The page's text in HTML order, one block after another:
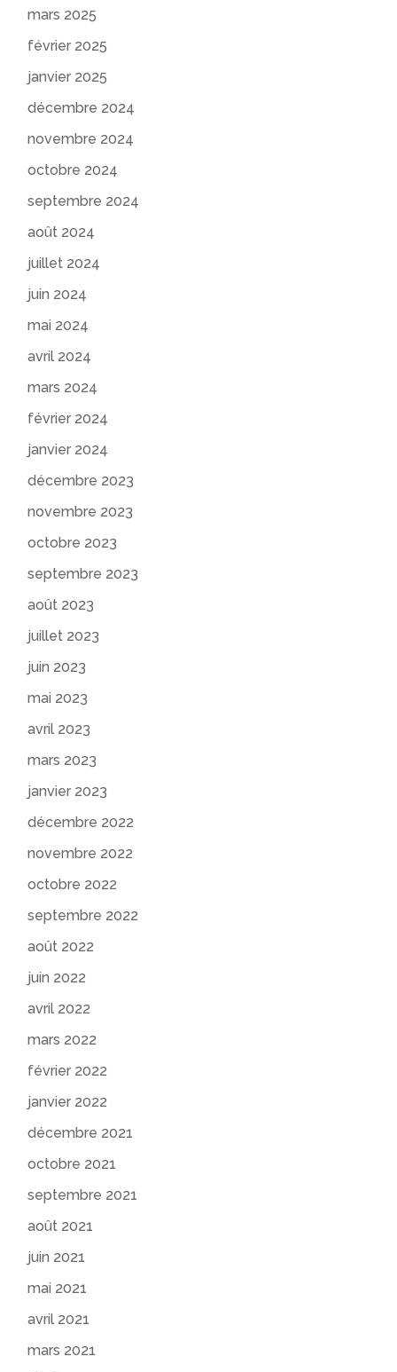
mars 2025
février 2025
janvier 2025
décembre 2024
novembre 2024
octobre 2024
septembre 2024
août 2024
juillet 2024
juin 2024
mai 2024
avril 2024
mars 2024
février 2024
janvier 2024
décembre 2023
novembre 2023
octobre 2023
septembre 2023
août 2023
juillet 2023
juin 2023
mai 2023
avril 2023
mars 2023
janvier 2023
décembre 2022
novembre 2022
octobre 2022
septembre 2022
août 2022
juin 2022
avril 2022
mars 2022
février 2022
janvier 2022
décembre 2021
octobre 2021
septembre 2021
août 2021
juin 2021
mai 2021
avril 2021
mars 2021